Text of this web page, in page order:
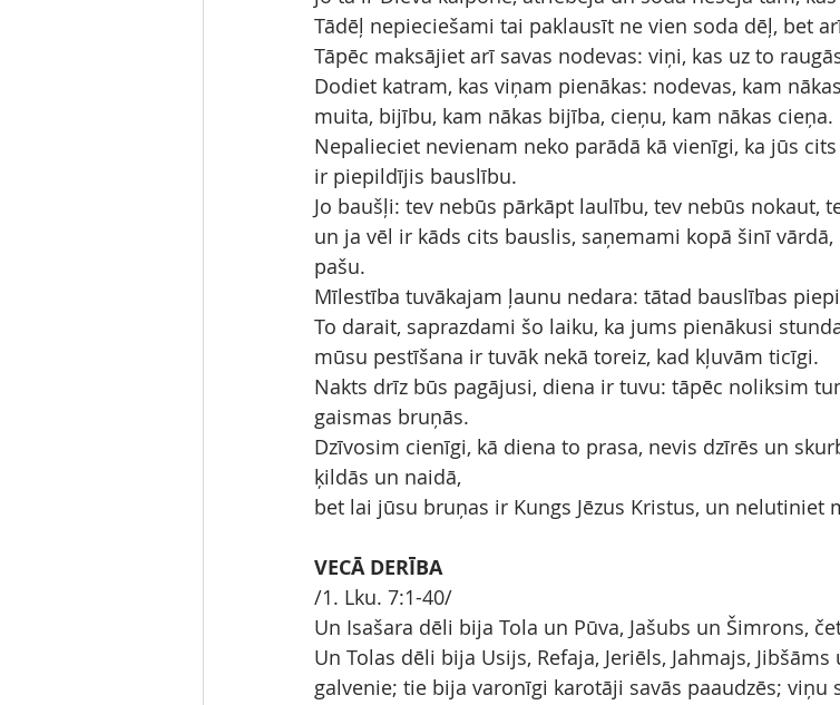
Tādēļ nepieciešami tai paklausīt ne vien soda dēļ, bet
Tāpēc maksājiet arī savas nodevas: viņi, kas uz to
Dodiet katram, kas viņam pienākas: nodevas, kam
muita, bijību, kam nākas bijība, cieņu, kam nākas cieņa.
Nepalieciet nevienam neko parādā kā vienīgi, ka jūs
ir piepildījis bauslību.
Jo baušļi: tev nebūs pārkāpt laulību, tev nebūs nokaut,
un ja vēl ir kāds cits bauslis, saņemami kopā šinī
pašu.
Mīlestība tuvākajam ļaunu nedara: tātad bauslības
To darait, saprazdami šo laiku, ka jums pienākusi
mūsu pestīšana ir tuvāk nekā toreiz, kad kļuvām ticīgi.
Nakts drīz būs pagājusi, diena ir tuvu: tāpēc noliksim
gaismas bruņās.
Dzīvosim cienīgi, kā diena to prasa, nevis dzīrēs un
ķildās un naidā,
bet lai jūsu bruņas ir Kungs Jēzus Kristus, un nelutiniet
VECĀ DERĪBA
/1. Lku. 7:1-40/
Un Isašara dēli bija Tola un Pūva, Jašubs un Šimrons,
Un Tolas dēli bija Usijs, Refaja, Jeriēls, Jahmajs,
galvenie; tie bija varonīgi karotāji savās paaudzēs; viņu